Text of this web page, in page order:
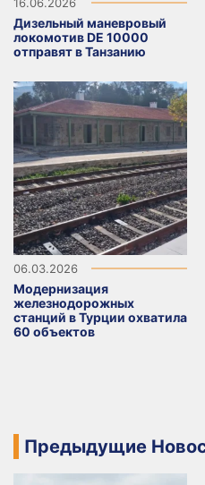
Дизельный маневровый
локомотив DE 10000
отправят в Танзанию
06.03.2026
Модернизация
железнодорожных
станций в Турции охватила
60 объектов
Предыдущие